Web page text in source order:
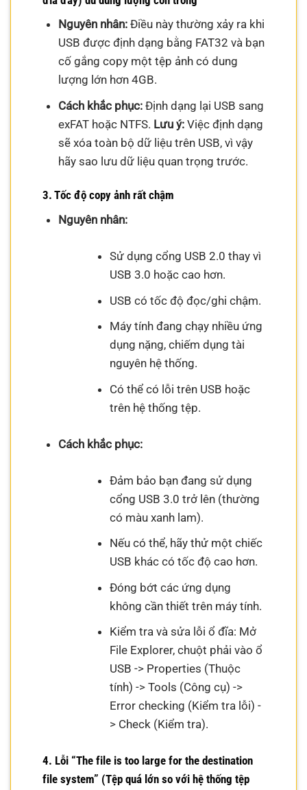
Nguyên nhân:Điều này thường xảy ra khi
USB được định dạng bằng FAT32 và bạn
cố gắng copy một tệp ảnh có dung
lượng lớn hơn 4GB.
Cách khắc phục:Định dạng lại USB sang
exFAT hoặc NTFS. Lưu ý:Việc định dạng
sẽ xóa toàn bộ dữ liệu trên USB, vì vậy
hãy sao lưu dữ liệu quan trọng trước.
3. Tốc độ copy ảnh rất chậm
Nguyên nhân:
Sử dụng cổng USB 2.0 thay vì
USB 3.0 hoặc cao hơn.
USB có tốc độ đọc/ghi chậm.
Máy tính đang chạy nhiều ứng
dụng nặng, chiếm dụng tài
nguyên hệ thống.
Có thể có lỗi trên USB hoặc
trên hệ thống tệp.
Cách khắc phục:
Đảm bảo bạn đang sử dụng
cổng USB 3.0 trở lên (thường
có màu xanh lam).
Nếu có thể, hãy thử một chiếc
USB khác có tốc độ cao hơn.
Đóng bớt các ứng dụng
không cần thiết trên máy tính.
Kiểm tra và sửa lỗi ổ đĩa: Mở
File Explorer, chuột phải vào ổ
USB -> Properties (Thuộc
tính) -> Tools (Công cụ) ->
Error checking (Kiểm tra lỗi) -
> Check (Kiểm tra).
4. Lỗi “The file is too large for the destination
file system” (Tệp quá lớn so với hệ thống tệp